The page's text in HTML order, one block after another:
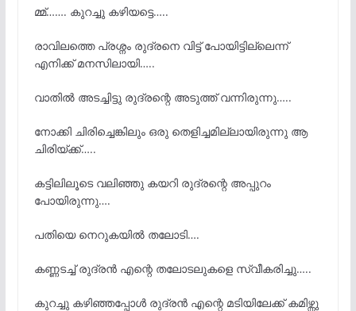
മ്മ്……. കുറച്ചു കഴിയട്ടെ…..
രാവിലത്തെ പ്രശ്നം രുദ്രനെ വിട്ട് പോയിട്ടില്ലെന്ന്
എനിക്ക് മനസിലായി…..
വാതിൽ അടച്ചിട്ടു രുദ്രന്റെ അടുത്ത് വന്നിരുന്നു…..
നോക്കി ചിരിച്ചെങ്കിലും ഒരു തെളിച്ചമില്ലായിരുന്നു ആ
ചിരിയ്ക്ക്…..
കട്ടിലിലൂടെ വലിഞ്ഞു കയറി രുദ്രന്റെ അപ്പുറം
പോയിരുന്നു….
പതിയെ നെറുകയിൽ തലോടി….
കണ്ണടച്ച് രുദ്രൻ എന്റെ തലോടലുകളെ സ്വീകരിച്ചു…..
കുറച്ചു കഴിഞ്ഞപ്പോൾ രുദ്രൻ എന്റെ മടിയിലേക്ക് കമിഴ്ന്നു